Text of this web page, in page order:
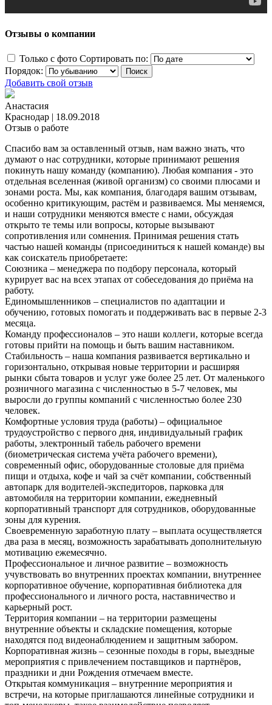
Отзывы о компании
Только с фото Сортировать по:
Порядок:
Добавить свой отзыв
Анастасия
Краснодар | 18.09.2018
Отзыв о работе
Спасибо вам за оставленный отзыв, нам важно знать, что
думают о нас сотрудники, которые принимают решения
покинуть нашу команду (компанию). Любая компания - это
отдельная вселенная (живой организм) со своими плюсами и
зонами роста. Мы, как компания, благодаря вашим отзывам,
особенно критикующим, растём и развиваемся. Мы меняемся,
и наши сотрудники меняются вместе с нами, обсуждая
открыто те темы или вопросы, которые вызывают
сопротивления или сомнения. Принимая решения стать
частью нашей команды (присоединиться к нашей команде) вы
как соискатель приобретаете:
Союзника – менеджера по подбору персонала, который
курирует вас на всех этапах от собеседования до приёма на
работу.
Единомышленников – специалистов по адаптации и
обучению, готовых помогать и поддерживать вас в первые 2-3
месяца.
Команду профессионалов – это наши коллеги, которые всегда
готовы прийти на помощь и быть вашим наставником.
Стабильность – наша компания развивается вертикально и
горизонтально, открывая новые территории и расширяя
рынки сбыта товаров и услуг уже более 25 лет. От маленького
розничного магазина с численностью в 5-7 человек, мы
выросли до группы компаний с численностью более 230
человек.
Комфортные условия труда (работы) – официальное
трудоустройство с первого дня, индивидуальный график
работы, электронный табель рабочего времени
(биометрическая система учёта рабочего времени),
современный офис, оборудованные столовые для приёма
пищи и отдыха, кофе и чай за счёт компании, собственный
автопарк для водителей-экспедиторов, парковка для
автомобиля на территории компании, ежедневный
корпоративный транспорт для сотрудников, оборудованные
зоны для курения.
Своевременную заработную плату – выплата осуществляется
два раза в месяц, возможность зарабатывать дополнительную
мотивацию ежемесячно.
Профессиональное и личное развитие – возможность
учувствовать во внутренних проектах компании, внутреннее
корпоративное обучение, корпоративная библиотека для
профессионального и личного роста, наставничество и
карьерный рост.
Территория компании – на территории размещены
внутренние объекты и складские помещения, которые
находятся под видеонаблюдением и защитным забором.
Корпоративная жизнь – сезонные походы в горы, выездные
мероприятия с привлечением поставщиков и партнёров,
праздники и дни Рождения отмечаем вместе.
Открытая коммуникация – внутренние мероприятия и
встречи, на которые приглашаются линейные сотрудники и